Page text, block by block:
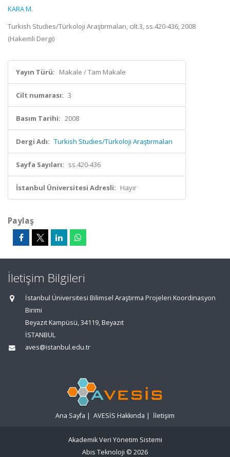
KARA M.
Turkish Studies/Türkoloji Araştırmaları, cilt.3, ss.420-436, 2008
(Hakemli Dergi)
Yayın Türü: Makale / Tam Makale
Cilt numarası: 3
Basım Tarihi: 2008
Dergi Adı: Turkish Studies/Türkoloji Araştırmaları
Sayfa Sayıları: ss.420-436
İstanbul Üniversitesi Adresli: Hayır
Paylaş
İletişim Bilgileri
İstanbul Üniversitesi Bilimsel Araştırma Projeleri Koordinasyon
Birimi
Beyazıt Kampüsü, 34119, Beyazıt
İSTANBUL
aves@istanbul.edu.tr
Ana Sayfa | AVESİS Hakkında | İletişim
Akademik Veri Yönetim Sistemi
Abis Teknoloji © 2026